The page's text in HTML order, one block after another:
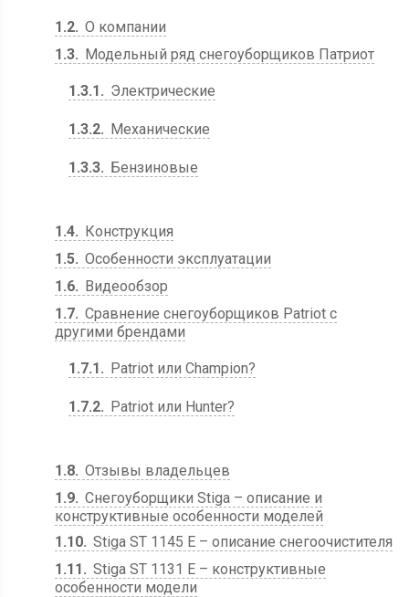
1.2 О компании
1.3
Модельный ряд снегоуборщиков Патриот
1.3.1 Электрические
1.3.2 Механические
1.3.3 Бензиновые
1.4
Конструкция
1.5 Особенности эксплуатации
1.6
Видеообзор
1.7 Сравнение снегоуборщиков Patriot с
другими брендами
1.7.1 Patriot или Champion?
1.7.2 Patriot или Hunter?
1.8 Отзывы владельцев
1.9 Снегоуборщики Stiga – описание и
конструктивные особенности моделей
1.10 Stiga ST 1145 E – описание снегоочистителя
1.11
Stiga ST 1131 E – конструктивные
особенности модели